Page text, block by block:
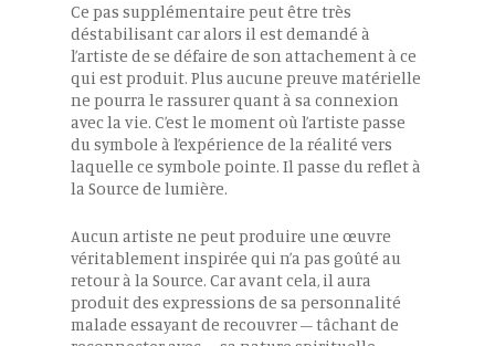
Ce pas supplémentaire peut être très
déstabilisant car alors il est demandé à
l’artiste de se défaire de son attachement à ce
qui est produit. Plus aucune preuve matérielle
ne pourra le rassurer quant à sa connexion
avec la vie. C’est le moment où l’artiste passe
du symbole à l’expérience de la réalité vers
laquelle ce symbole pointe. Il passe du reflet à
la Source de lumière.
Aucun artiste ne peut produire une œuvre
véritablement inspirée qui n’a pas goûté au
retour à la Source. Car avant cela, il aura
produit des expressions de sa personnalité
malade essayant de recouvrer – tâchant de